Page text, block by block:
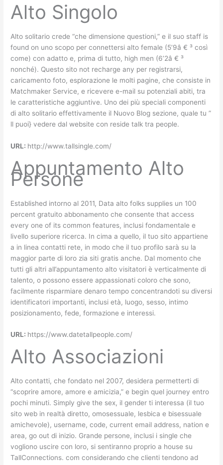
Alto Singolo
Alto solitario crede “che dimensione questioni,” e il suo staff is
found on uno scopo per connettersi alto female (5’9â € ³ così
come) con adatto e, prima di tutto, high men (6’2â € ³
nonché). Questo sito not recharge any per registrarsi,
caricamento foto, esplorazione le molti pagine, che consiste in
Matchmaker Service, e ricevere e-mail su potenziali abiti, tra
le caratteristiche aggiuntive. Uno dei più speciali componenti
di alto solitario effettivamente il Nuovo Blog sezione, quale tu ”
ll puoi} vedere dal website con reside talk tra people.
URL: http://www.tallsingle.com/
Appuntamento Alto
Persone
Established intorno al 2011, Data alto folks supplies un 100
percent gratuito abbonamento che consente that access
every one of its common features, inclusi fondamentale e
livello superiore ricerca. In cima a quello, il tuo sito appartiene
a in linea contatti rete, in modo che il tuo profilo sarà su la
maggior parte di loro zia siti gratis anche. Dal momento che
tutti gli altri all’appuntamento alto visitatori è verticalmente di
talento, o possono essere appassionati coloro che sono,
facilmente risparmiare denaro tempo concentrandoti su diversi
identificatori importanti, inclusi età, luogo, sesso, intimo
posizionamento, fede, formazione e interessi.
URL: https://www.datetallpeople.com/
Alto Associazioni
Alto contatti, che fondato nel 2007, desidera permetterti di
“scoprire amore, amore e amicizia,” e begin quel journey entro
pochi minuti. Simply give the sex, il gender ti interessa (il tuo
sito web in realtà diretto, omosessuale, lesbica e bisessuale
amichevole), username, code, current email address, nation e
area, go out di inizio. Grande persone, inclusi i single che
vogliono uscire con loro, si sentiranno proprio a house su
TallConnections. com considerando che clienti tendono ad